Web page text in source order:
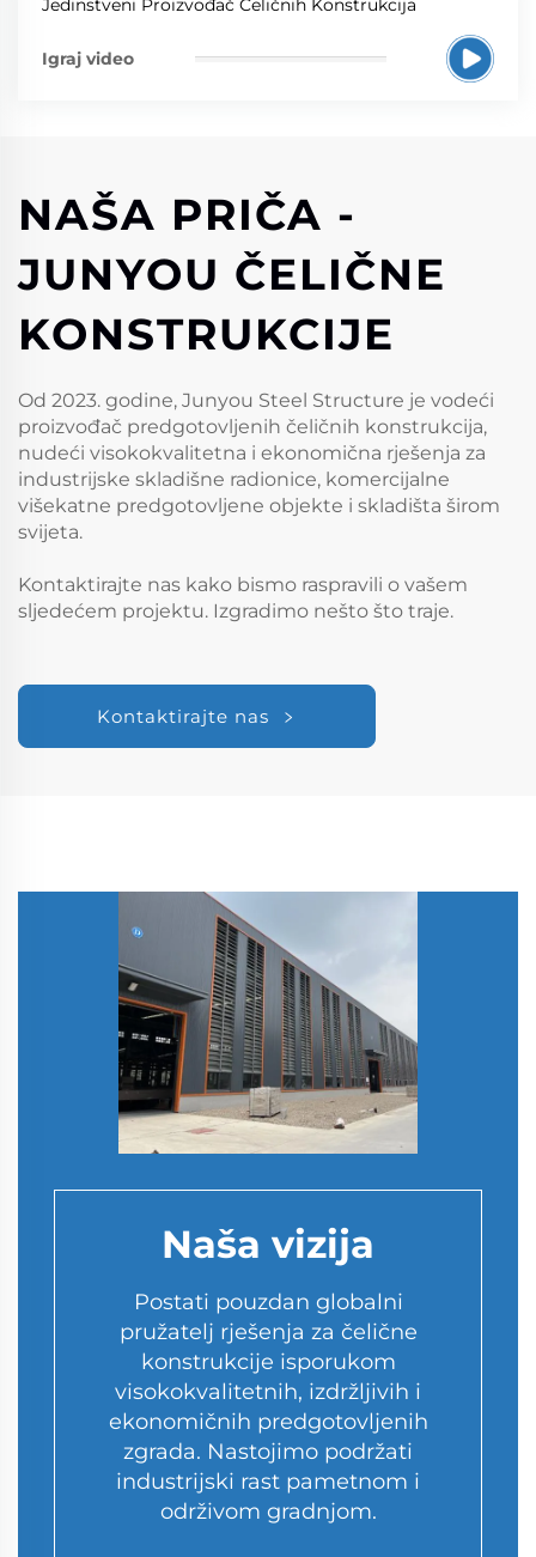
Jedinstveni Proizvođač Čeličnih Konstrukcija
Igraj video
NAŠA PRIČA -
JUNYOU ČELIČNE
KONSTRUKCIJE
Od 2023. godine, Junyou Steel Structure je vodeći
proizvođač predgotovljenih čeličnih konstrukcija,
nudeći visokokvalitetna i ekonomična rješenja za
industrijske skladišne radionice, komercijalne
višekatne predgotovljene objekte i skladišta širom
svijeta.
Kontaktirajte nas kako bismo raspravili o vašem
sljedećem projektu. Izgradimo nešto što traje.
Kontaktirajte nas
Naša vizija
Postati pouzdan globalni
pružatelj rješenja za čelične
konstrukcije isporukom
visokokvalitetnih, izdržljivih i
ekonomičnih predgotovljenih
zgrada. Nastojimo podržati
industrijski rast pametnom i
održivom gradnjom.